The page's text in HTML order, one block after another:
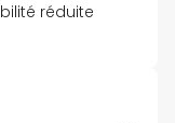
réduite